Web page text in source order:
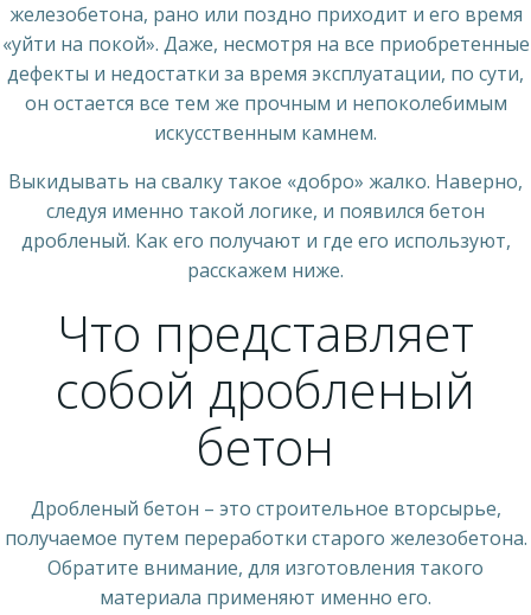
железобетона, рано или поздно приходит и его время
«уйти на покой». Даже, несмотря на все приобретенные
дефекты и недостатки за время эксплуатации, по сути,
он остается все тем же прочным и непоколебимым
искусственным камнем.
Выкидывать на свалку такое «добро» жалко. Наверно,
следуя именно такой логике, и появился бетон
дробленый. Как его получают и где его используют,
расскажем ниже.
Что представляет
собой дробленый
бетон
Дробленый бетон – это строительное вторсырье,
получаемое путем переработки старого железобетона.
Обратите внимание, для изготовления такого
материала применяют именно его.